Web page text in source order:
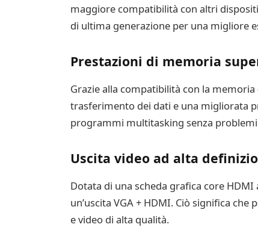
maggiore compatibilità con altri
di ultima generazione per una migliore
Prestazioni di memoria
Grazie alla compatibilità con la memoria
trasferimento dei dati e una migliorata
programmi multitasking senza
Uscita video ad alta
Dotata di una scheda grafica core
un’uscita VGA + HDMI. Ciò significa
e video di alta qualità.